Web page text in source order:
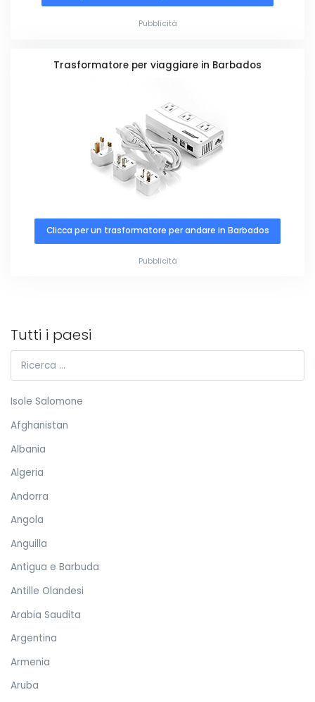
Pubblicità
Trasformatore per viaggiare in Barbados
Clicca per un trasformatore per andare in Barbados
Pubblicità
Tutti i paesi
Isole Salomone
Afghanistan
Albania
Algeria
Andorra
Angola
Anguilla
Antigua e Barbuda
Antille Olandesi
Arabia Saudita
Argentina
Armenia
Aruba